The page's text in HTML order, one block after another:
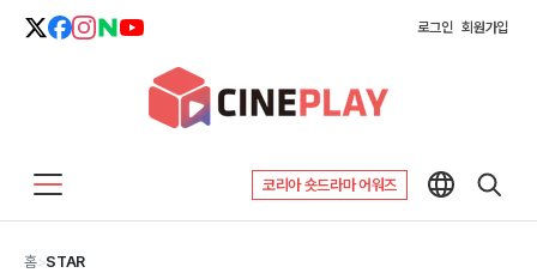
로그인 회원가입
코리아 숏드라마 어워즈
홈>STAR